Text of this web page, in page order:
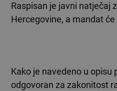
Raspisan je javni natječaj
Hercegovine, a mandat
Kako je navedeno u opisu
odgovoran za zakonitost